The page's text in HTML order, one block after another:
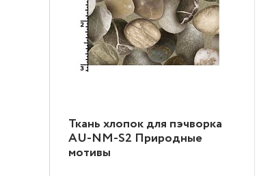
Ткань хлопок для пэчворка
AU-NM-S2 Природные
мотивы